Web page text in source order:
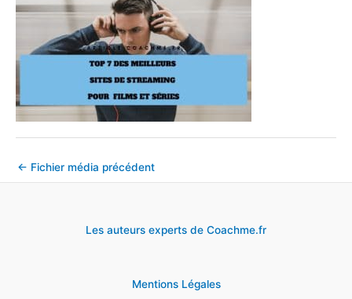
← Fichier média précédent
Les auteurs experts de Coachme.fr
Mentions Légales